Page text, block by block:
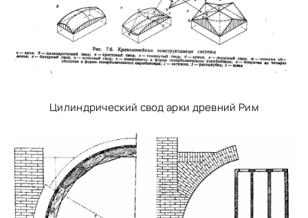
Цилиндрический свод арки древний Рим